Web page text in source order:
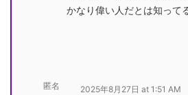
かなり偉い人だとは知って
匿名 2025年8月27日 at 1:51 AM